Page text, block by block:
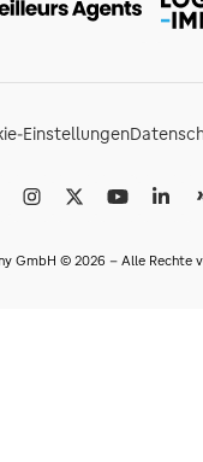
Einstellungen
GmbH © 2026 - Alle Rechte